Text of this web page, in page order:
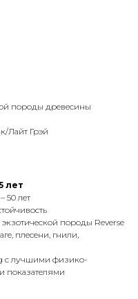
породы древесины
Лайт Грэй
лет
50 лет
породы Reverse
плесени, гнили,
с лучшими физико-
показателями